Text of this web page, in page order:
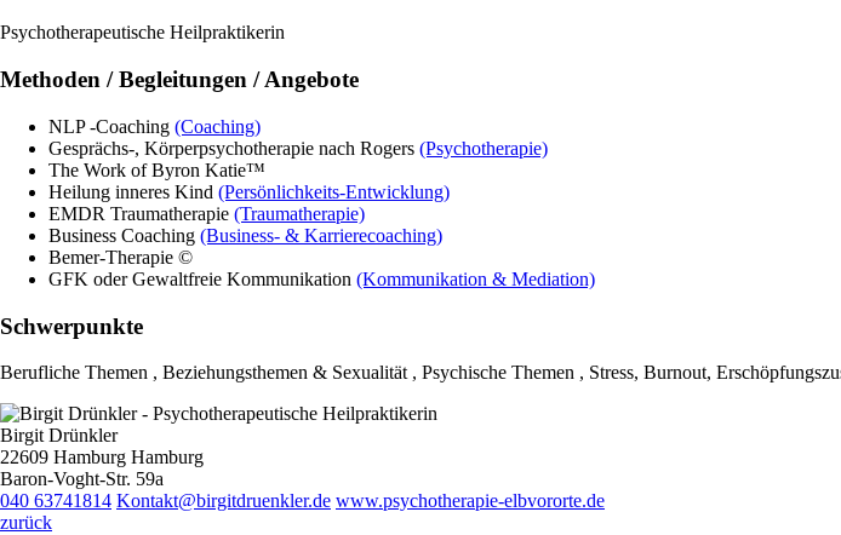
Psychotherapeutische Heilpraktikerin
Methoden / Begleitungen / Angebote
NLP -Coaching (Coaching)
Gesprächs-, Körperpsychotherapie nach Rogers (Psychotherapie)
The Work of Byron Katie™
Heilung inneres Kind (Persönlichkeits-Entwicklung)
EMDR Traumatherapie (Traumatherapie)
Business Coaching (Business- & Karrierecoaching)
Bemer-Therapie ©
GFK oder Gewaltfreie Kommunikation (Kommunikation & Mediation)
Schwerpunkte
Berufliche Themen , Beziehungsthemen & Sexualität , Psychische Themen , Stress, Burnout,
Birgit Drünkler
22609 Hamburg Hamburg
Baron-Voght-Str. 59a
040 63741814 Kontakt@birgitdruenkler.de www.psychotherapie-elbvororte.de
zurück